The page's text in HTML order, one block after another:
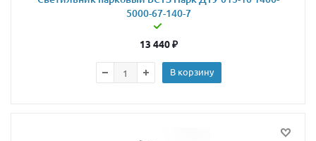
5000-67-140-7
13 440₽
В корзину